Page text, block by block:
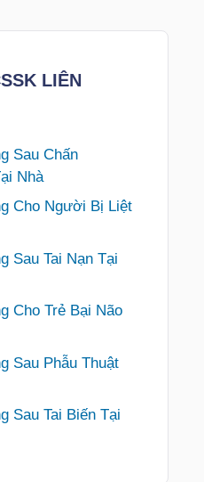
LIÊN
Sau Chấn
Nhà
Cho Người Bị Liệt
Sau Tai Nạn Tại
Cho Trẻ Bại Não
Sau Phẫu Thuật
Sau Tai Biến Tại